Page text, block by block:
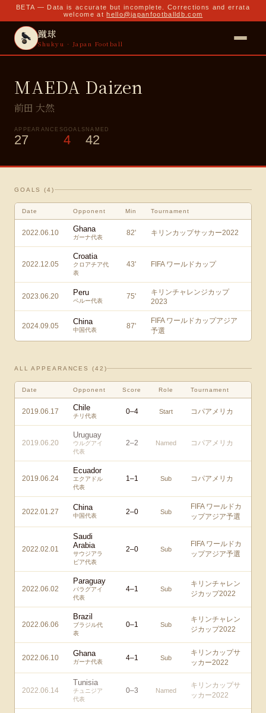
BETA — Data is accurate but incomplete. Corrections and errata
welcome at hello@japanfootballdb.com
蹴球
Shukyu · Japan Football
MAEDA Daizen
前田 大然
APPEARANCES
27
GOALS
4
NAMED
42
GOALS (4 )
Date Opponent Min Tournament
2022.06.10 Ghana
ガーナ代表
82' キリンカップサッカー2022
2022.12.05
Croatia
クロアチア代
表
43' FIFA ワールドカップ
2023.06.20 Peru
ペルー代表
75'
キリンチャレンジカップ
2023
2024.09.05 China
中国代表 87'
FIFA ワールドカップアジア
予選
ALL APPEARANCES (42 )
Date Opponent Score Role Tournament
2019.06.17 Chile
チリ代表
0–4 Start コパアメリカ
2019.06.20
Uruguay
ウルグアイ
代表
2–2 Named コパアメリカ
2019.06.24
Ecuador
エクアドル
代表
1–1 Sub コパアメリカ
2022.01.27 China
中国代表 2–0 Sub
FIFA ワールドカ
ップアジア予選
2022.02.01
Saudi
Arabia
サウジアラ
ビア代表
2–0 Sub
FIFA ワールドカ
ップアジア予選
2022.06.02
Paraguay
パラグアイ
代表
4–1 Sub
キリンチャレン
ジカップ2022
2022.06.06
Brazil
ブラジル代
表
0–1 Sub
キリンチャレン
ジカップ2022
2022.06.10 Ghana
ガーナ代表 4–1 Sub
キリンカップサ
ッカー2022
2022.06.14
Tunisia
チュニジア
代表
0–3 Named
キリンカップサ
ッカー2022